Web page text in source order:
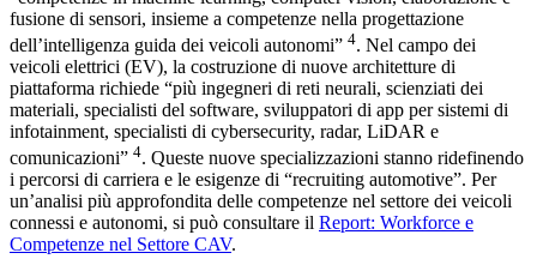
fusione di sensori, insieme a competenze nella progettazione
dell’intelligenza guida dei veicoli autonomi” 4. Nel campo dei
veicoli elettrici (EV), la costruzione di nuove architetture di
piattaforma richiede “più ingegneri di reti neurali, scienziati dei
materiali, specialisti del software, sviluppatori di app per sistemi di
infotainment, specialisti di cybersecurity, radar, LiDAR e
comunicazioni” 4. Queste nuove specializzazioni stanno ridefinendo
i percorsi di carriera e le esigenze di “recruiting automotive”. Per
un’analisi più approfondita delle competenze nel settore dei veicoli
connessi e autonomi, si può consultare il Report: Workforce e
Competenze nel Settore CAV.